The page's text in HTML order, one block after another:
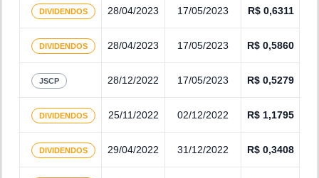
DIVIDENDOS 28/04/2023 17/05/2023 R$ 0,6311
DIVIDENDOS 28/04/2023 17/05/2023 R$ 0,5860
JSCP 28/12/2022 17/05/2023 R$ 0,5279
DIVIDENDOS 25/11/2022 02/12/2022 R$ 1,1795
DIVIDENDOS 29/04/2022 31/12/2022 R$ 0,3408